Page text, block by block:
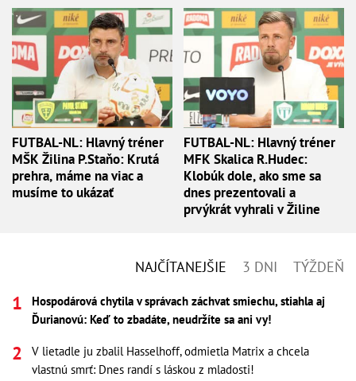
FUTBAL-NL: Hlavný tréner
MŠK Žilina P.Staňo: Krutá
prehra, máme na viac a
musíme to ukázať
FUTBAL-NL: Hlavný tréner
MFK Skalica R.Hudec:
Klobúk dole, ako sme sa
dnes prezentovali a
prvýkrát vyhrali v Žiline
NAJČÍTANEJŠIE 3 DNI TÝŽDEŇ
Hospodárová chytila v správach záchvat smiechu, stiahla aj
Ďurianovú: Keď to zbadáte, neudržíte sa ani vy!
V lietadle ju zbalil Hasselhoff, odmietla Matrix a chcela
vlastnú smrť: Dnes randí s láskou z mladosti!